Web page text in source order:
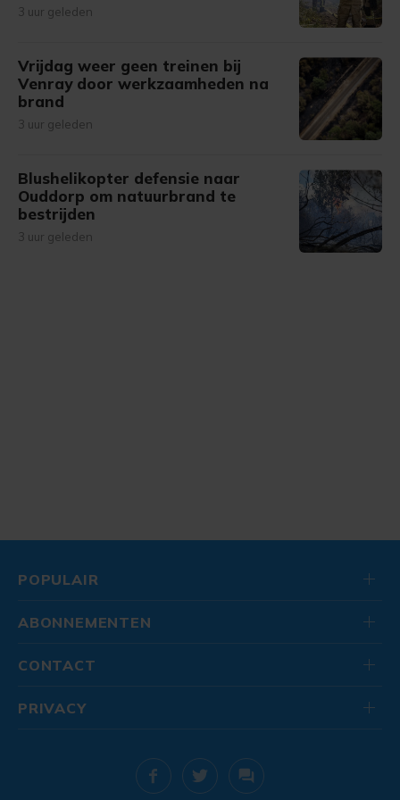
3 uur geleden
Vrijdag weer geen treinen bij
Venray door werkzaamheden na
brand
3 uur geleden
Blushelikopter defensie naar
Ouddorp om natuurbrand te
bestrijden
3 uur geleden
POPULAIR
ABONNEMENTEN
CONTACT
PRIVACY